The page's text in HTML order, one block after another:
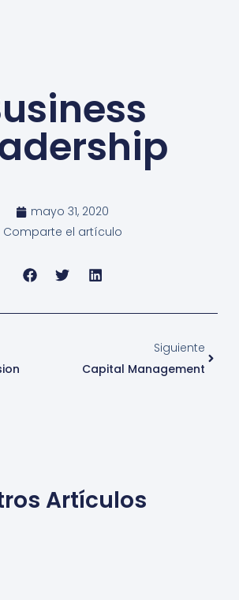
mayo 31, 2020
Comparte el artículo
Siguiente
Capital Management
Artículos